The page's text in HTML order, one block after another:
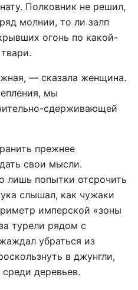
Полковник не решил,
молнии, то ли залп
огонь по какой-
— сказала женщина.
мы
сдерживающей
прежнее
свои мысли.
лишь попытки отсрочить
слышал, как чужаки
имперской «зоны
турели рядом с
убраться из
в джунгли,
деревьев.